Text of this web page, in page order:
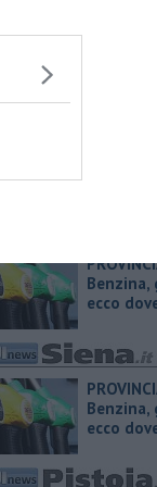
ecco
ecco
Benzina,
ecco
Benzina,
ecco